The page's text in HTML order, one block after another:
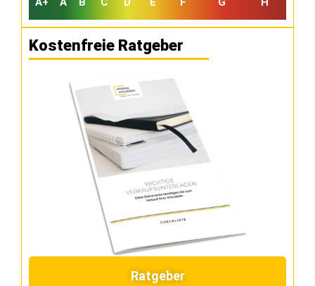
Kostenfreie Ratgeber
Ratgeber